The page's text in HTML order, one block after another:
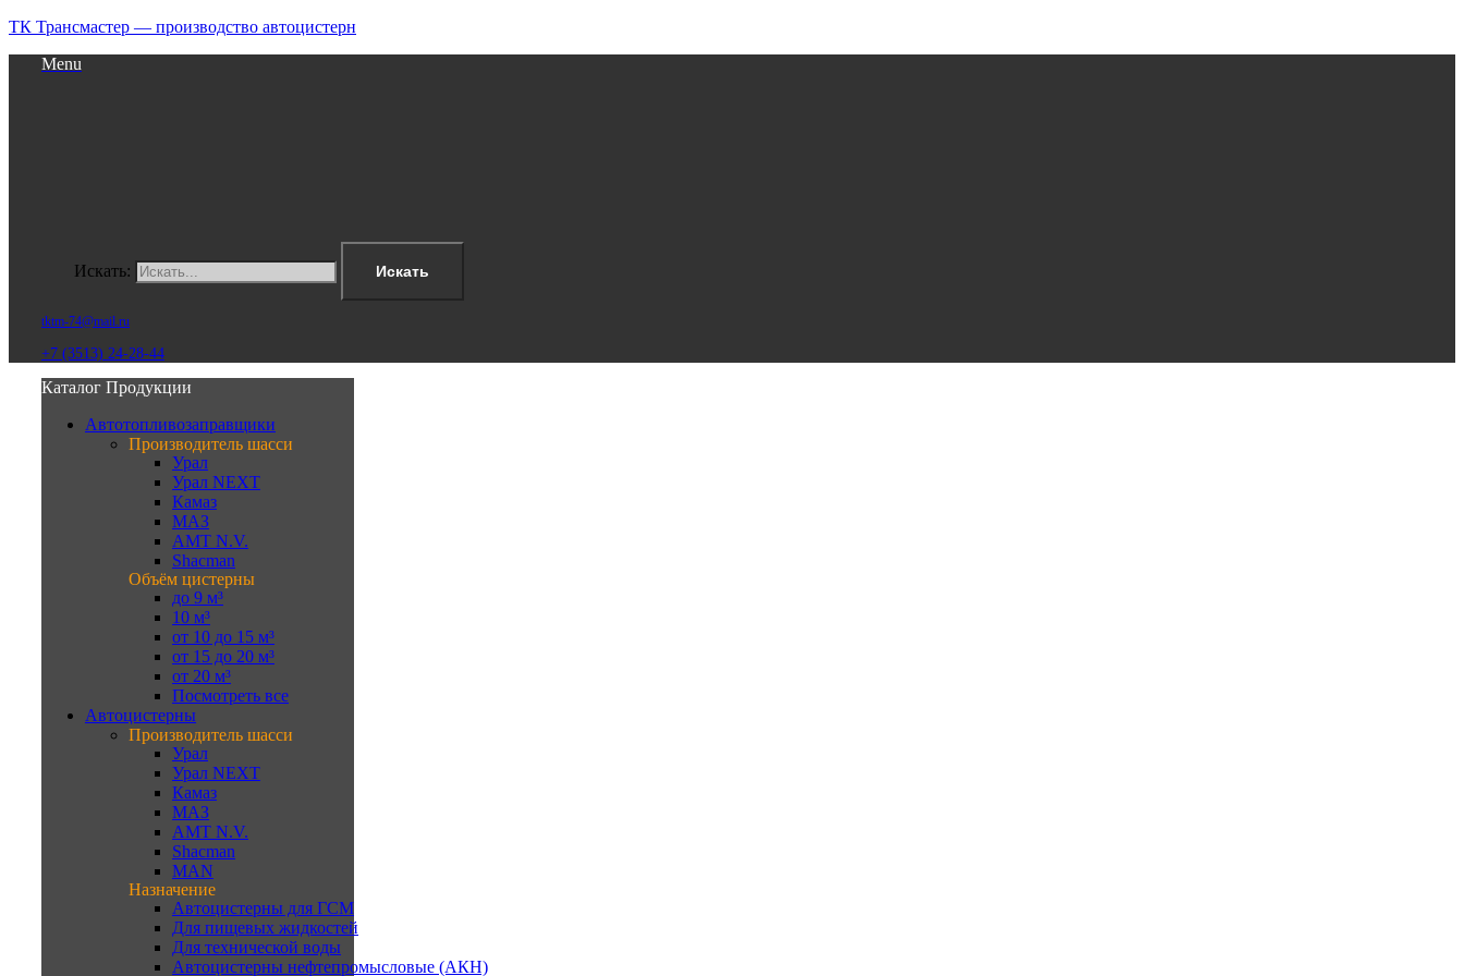
ТК Трансмастер — производство автоцистерн
Menu
Искать: Искать
tktm-74@mail.ru
+7 (3513) 24-28-44
Каталог Продукции
Автотопливозаправщики
Производитель шасси
Урал
Урал NEXT
Камаз
МАЗ
AMT N.V.
Shacman
Объём цистерны
до 9 м³
10 м³
от 10 до 15 м³
от 15 до 20 м³
от 20 м³
Посмотреть все
Автоцистерны
Производитель шасси
Урал
Урал NEXT
Камаз
МАЗ
AMT N.V.
Shacman
MAN
Назначение
Автоцистерны для ГСМ
Для пищевых жидкостей
Для технической воды
Автоцистерны нефтепромысловые (АКН)